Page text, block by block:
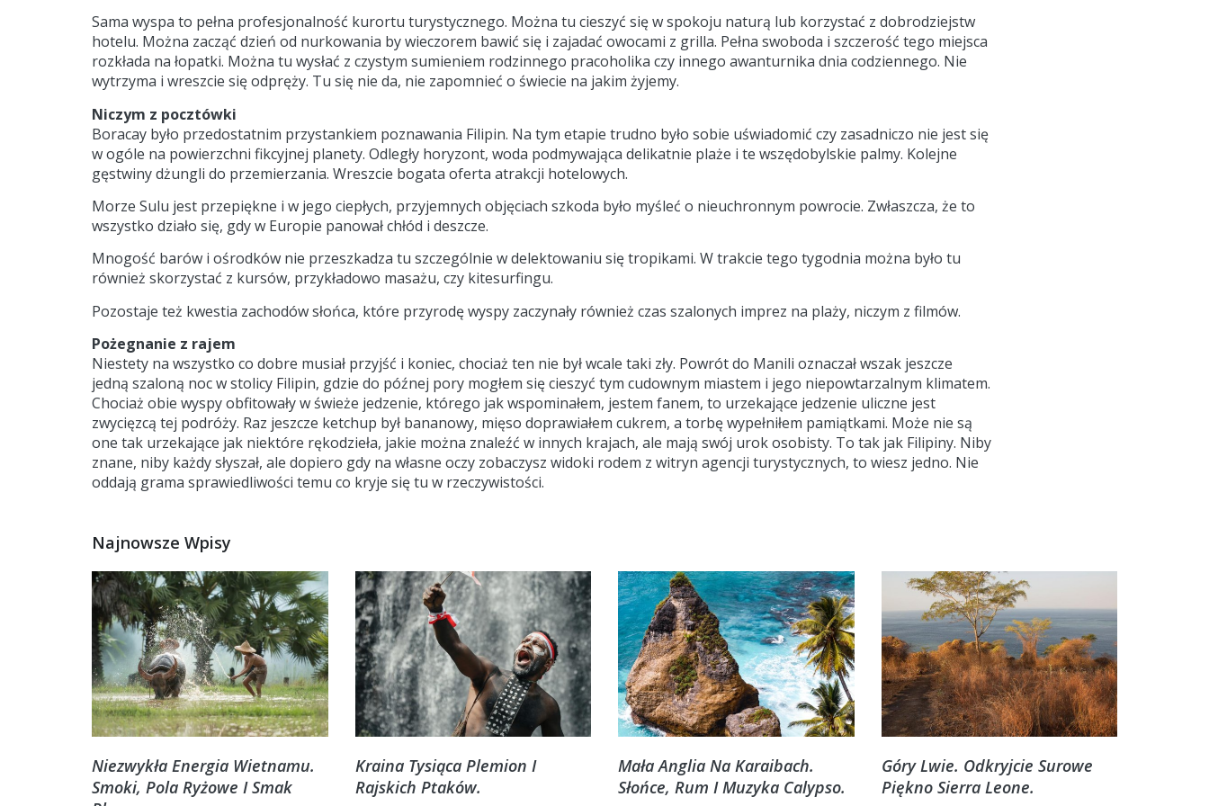
Sama wyspa to pełna profesjonalność kurortu turystycznego. Można tu cieszyć się w spokoju naturą lub korzystać z dobrodziejstw
hotelu. Można zacząć dzień od nurkowania by wieczorem bawić się i zajadać owocami z grilla. Pełna swoboda i szczerość tego miejsca
rozkłada na łopatki. Można tu wysłać z czystym sumieniem rodzinnego pracoholika czy innego awanturnika dnia codziennego. Nie
wytrzyma i wreszcie się odpręży. Tu się nie da, nie zapomnieć o świecie na jakim żyjemy.
Niczym z pocztówki
Boracay było przedostatnim przystankiem poznawania Filipin. Na tym etapie trudno było sobie uświadomić czy zasadniczo nie jest się
w ogóle na powierzchni fikcyjnej planety. Odległy horyzont, woda podmywająca delikatnie plaże i te wszędobylskie palmy. Kolejne
gęstwiny dżungli do przemierzania. Wreszcie bogata oferta atrakcji hotelowych.
Morze Sulu jest przepiękne i w jego ciepłych, przyjemnych objęciach szkoda było myśleć o nieuchronnym powrocie. Zwłaszcza, że to
wszystko działo się, gdy w Europie panował chłód i deszcze.
Mnogość barów i ośrodków nie przeszkadza tu szczególnie w delektowaniu się tropikami. W trakcie tego tygodnia można było tu
również skorzystać z kursów, przykładowo masażu, czy kitesurfingu.
Pozostaje też kwestia zachodów słońca, które przyrodę wyspy zaczynały również czas szalonych imprez na plaży, niczym z filmów.
Pożegnanie z rajem
Niestety na wszystko co dobre musiał przyjść i koniec, chociaż ten nie był wcale taki zły. Powrót do Manili oznaczał wszak jeszcze
jedną szaloną noc w stolicy Filipin, gdzie do późnej pory mogłem się cieszyć tym cudownym miastem i jego niepowtarzalnym klimatem.
Chociaż obie wyspy obfitowały w świeże jedzenie, którego jak wspominałem, jestem fanem, to urzekające jedzenie uliczne jest
zwycięzcą tej podróży. Raz jeszcze ketchup był bananowy, mięso doprawiałem cukrem, a torbę wypełniłem pamiątkami. Może nie są
one tak urzekające jak niektóre rękodzieła, jakie można znaleźć w innych krajach, ale mają swój urok osobisty. To tak jak Filipiny. Niby
znane, niby każdy słyszał, ale dopiero gdy na własne oczy zobaczysz widoki rodem z witryn agencji turystycznych, to wiesz jedno. Nie
oddają grama sprawiedliwości temu co kryje się tu w rzeczywistości.
Najnowsze Wpisy
Niezwykła Energia Wietnamu.
Smoki, Pola Ryżowe I Smak
Kraina Tysiąca Plemion I
Rajskich Ptaków.
Mała Anglia Na Karaibach.
Słońce, Rum I Muzyka Calypso.
Góry Lwie. Odkryjcie Surowe
Piękno Sierra Leone.